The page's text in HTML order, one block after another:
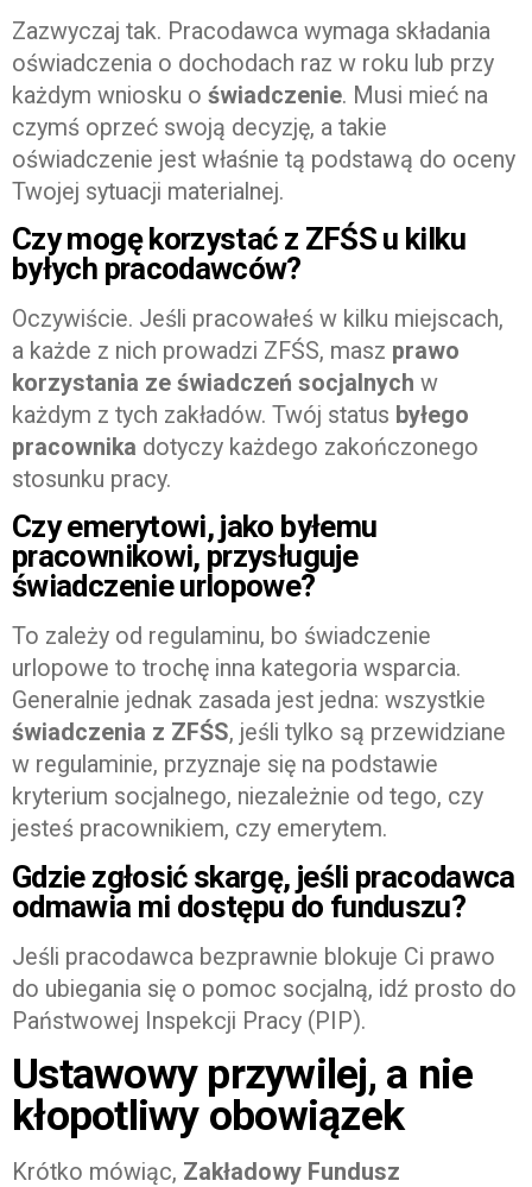
Zazwyczaj tak. Pracodawca wymaga składania
oświadczenia o dochodach raz w roku lub przy
każdym wniosku o świadczenie. Musi mieć na
czymś oprzeć swoją decyzję, a takie
oświadczenie jest właśnie tą podstawą do oceny
Twojej sytuacji materialnej.
Czy mogę korzystać z ZFŚS u kilku
byłych pracodawców?
Oczywiście. Jeśli pracowałeś w kilku miejscach,
a każde z nich prowadzi ZFŚS, masz prawo
korzystania ze świadczeń socjalnych w
każdym z tych zakładów. Twój status byłego
pracownika dotyczy każdego zakończonego
stosunku pracy.
Czy emerytowi, jako byłemu
pracownikowi, przysługuje
świadczenie urlopowe?
To zależy od regulaminu, bo świadczenie
urlopowe to trochę inna kategoria wsparcia.
Generalnie jednak zasada jest jedna: wszystkie
świadczenia z ZFŚS, jeśli tylko są przewidziane
w regulaminie, przyznaje się na podstawie
kryterium socjalnego, niezależnie od tego, czy
jesteś pracownikiem, czy emerytem.
Gdzie zgłosić skargę, jeśli pracodawca
odmawia mi dostępu do funduszu?
Jeśli pracodawca bezprawnie blokuje Ci prawo
do ubiegania się o pomoc socjalną, idź prosto do
Państwowej Inspekcji Pracy (PIP).
Ustawowy przywilej, a nie
kłopotliwy obowiązek
Krótko mówiąc, Zakładowy Fundusz